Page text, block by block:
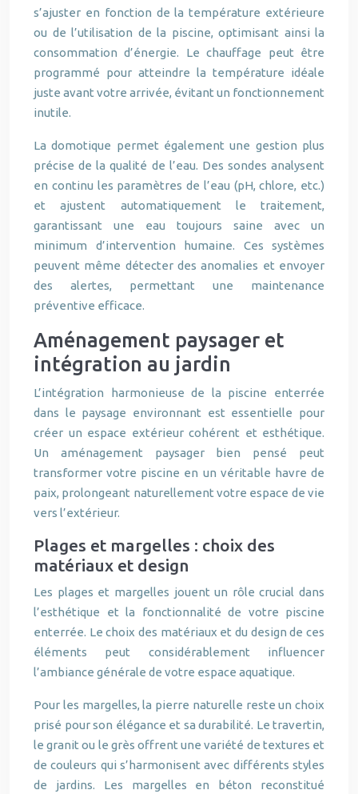
s’ajuster en fonction de la température extérieure
ou de l’utilisation de la piscine, optimisant ainsi la
consommation d’énergie. Le chauffage peut être
programmé pour atteindre la température idéale
juste avant votre arrivée, évitant un fonctionnement
inutile.
La domotique permet également une gestion plus
précise de la qualité de l’eau. Des sondes analysent
en continu les paramètres de l’eau (pH, chlore, etc.)
et ajustent automatiquement le traitement,
garantissant une eau toujours saine avec un
minimum d’intervention humaine. Ces systèmes
peuvent même détecter des anomalies et envoyer
des alertes, permettant une maintenance
préventive efficace.
Aménagement paysager et
intégration au jardin
L’intégration harmonieuse de la piscine enterrée
dans le paysage environnant est essentielle pour
créer un espace extérieur cohérent et esthétique.
Un aménagement paysager bien pensé peut
transformer votre piscine en un véritable havre de
paix, prolongeant naturellement votre espace de vie
vers l’extérieur.
Plages et margelles : choix des
matériaux et design
Les plages et margelles jouent un rôle crucial dans
l’esthétique et la fonctionnalité de votre piscine
enterrée. Le choix des matériaux et du design de ces
éléments peut considérablement influencer
l’ambiance générale de votre espace aquatique.
Pour les margelles, la pierre naturelle reste un choix
prisé pour son élégance et sa durabilité. Le travertin,
le granit ou le grès offrent une variété de textures et
de couleurs qui s’harmonisent avec différents styles
de jardins. Les margelles en béton reconstitué